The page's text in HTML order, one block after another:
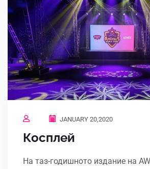
JANUARY 20,2020
Косплей
На таз-годишното издание на